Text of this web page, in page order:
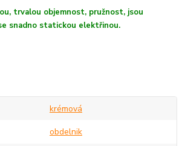
trvalou objemnost, pružnost, jsou
snadno statickou elektřinou.
krémová
obdelnik